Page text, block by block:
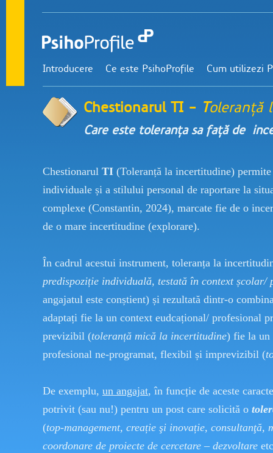
Introducere Ce este PsihoProfile Cum utilizezi
Chestionarul TI - Toleranță
Care este toleranța sa față de
Chestionarul TI (Toleranță la incertitudine)
individuale și a stilului personal de raportare la
complexe (Constantin, 2024), marcate fie de o
de o mare incertitudine (explorare).
În cadrul acestui instrument, toleranța la
predispoziție individuală, testată în context școlar/
angajatul este conștient) și rezultată dintr-o
adaptați fie la un context eudcațional/ profesional
previzibil (toleranță mică la incertitudine) fie la un
profesional ne-programat, flexibil și imprevizibil (
De exemplu, un angajat, în funcție de aceste
potrivit (sau nu!) pentru un post care solicită o
(top-management, creație şi inovație, consultanţă,
coordonare de proiecte de cercetare – dezvoltare